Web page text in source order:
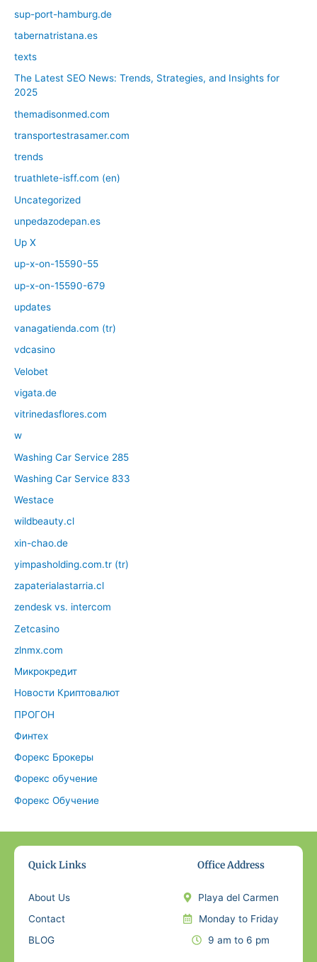
sup-port-hamburg.de
tabernatristana.es
texts
The Latest SEO News: Trends, Strategies, and Insights for
2025
themadisonmed.com
transportestrasamer.com
trends
truathlete-isff.com (en)
Uncategorized
unpedazodepan.es
Up X
up-x-on-15590-55
up-x-on-15590-679
updates
vanagatienda.com (tr)
vdcasino
Velobet
vigata.de
vitrinedasflores.com
w
Washing Car Service 285
Washing Car Service 833
Westace
wildbeauty.cl
xin-chao.de
yimpasholding.com.tr (tr)
zapaterialastarria.cl
zendesk vs. intercom
Zetcasino
zlnmx.com
Микрокредит
Новости Криптовалют
ПРОГОН
Финтех
Форекс Брокеры
Форекс обучение
Форекс Обучение
Quick Links
About Us
Contact
BLOG
Office Address
Playa del Carmen
Monday to Friday
9 am to 6 pm